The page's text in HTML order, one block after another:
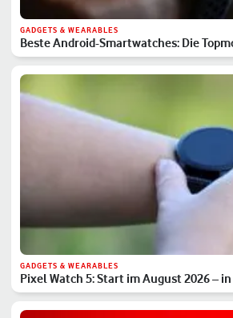
GADGETS & WEARABLES
Beste Android-Smartwatches: Die
GADGETS & WEARABLES
Pixel Watch 5: Start im August 2026 –